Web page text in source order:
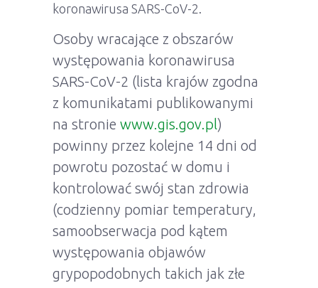
koronawirusa SARS-CoV-2.
Osoby wracające z obszarów
występowania koronawirusa
SARS-CoV-2 (lista krajów zgodna
z komunikatami publikowanymi
na stronie www.gis.gov.pl )
powinny przez kolejne 14 dni od
powrotu pozostać w domu i
kontrolować swój stan zdrowia
(codzienny pomiar temperatury,
samoobserwacja pod kątem
występowania objawów
grypopodobnych takich jak złe